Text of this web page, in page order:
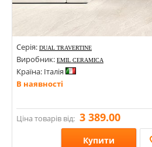
Серія: DUAL TRAVERTINE
Виробник: EMIL CERAMICA
Країна: Італія
В наявності
Ціна товарів від: 3 389.00
Купити